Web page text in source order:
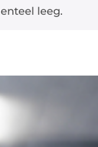
leeg.